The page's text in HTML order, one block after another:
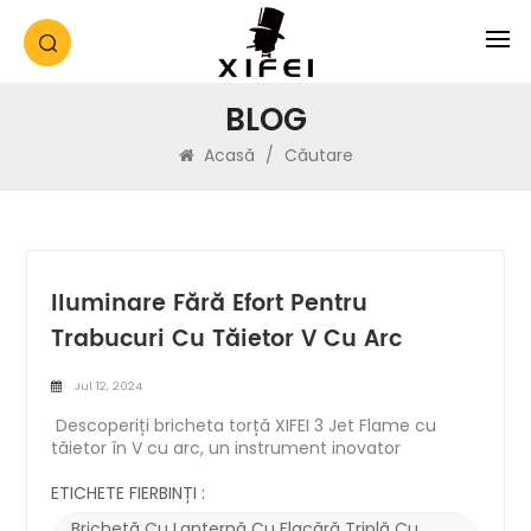
BLOG
Acasă / Căutare
Iluminare Fără Efort Pentru
Trabucuri Cu Tăietor V Cu Arc
Jul 12, 2024
Descoperiți bricheta torță XIFEI 3 Jet Flame cu
tăietor în V cu arc, un instrument inovator
fumat. Combinând funcționalitatea, durabilitatea
și stilul, această brichetă este accesoriul suprem
ETICHETE FIERBINȚI :